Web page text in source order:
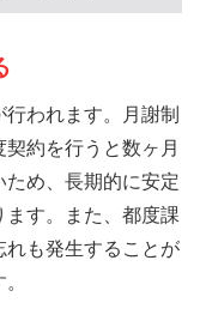
われます。月謝制
約を行うと数ヶ月
め、長期的に安定
す。また、都度課
も発生することが